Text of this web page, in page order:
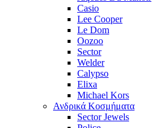
Casio
Lee Cooper
Le Dom
Oozoo
Sector
Welder
Calypso
Elixa
Michael Kors
Ανδρικά Κοσμήματα
Sector Jewels